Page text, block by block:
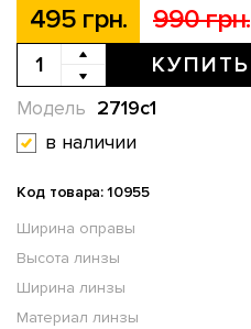
495 грн. 990 грн.
КУПИТЬ
2719c1
Модель
в наличии
Код товара: 10955
Ширина оправы
Высота линзы
Ширина линзы
Материал линзы